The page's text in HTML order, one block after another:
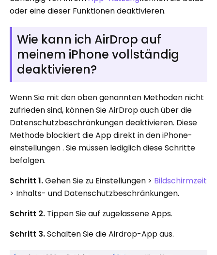
oder eine dieser Funktionen deaktivieren.
Wie kann ich AirDrop auf
meinem iPhone vollständig
deaktivieren?
Wenn Sie mit den oben genannten Methoden nicht
zufrieden sind, können Sie AirDrop auch über die
Datenschutzbeschränkungen deaktivieren. Diese
Methode blockiert die App direkt in den iPhone-
einstellungen . Sie müssen lediglich diese Schritte
befolgen.
Schritt 1.Gehen Sie zu Einstellungen > Bildschirmzeit
> Inhalts- und Datenschutzbeschränkungen.
Schritt 2. Tippen Sie auf zugelassene Apps.
Schritt 3.Schalten Sie die Airdrop-App aus.